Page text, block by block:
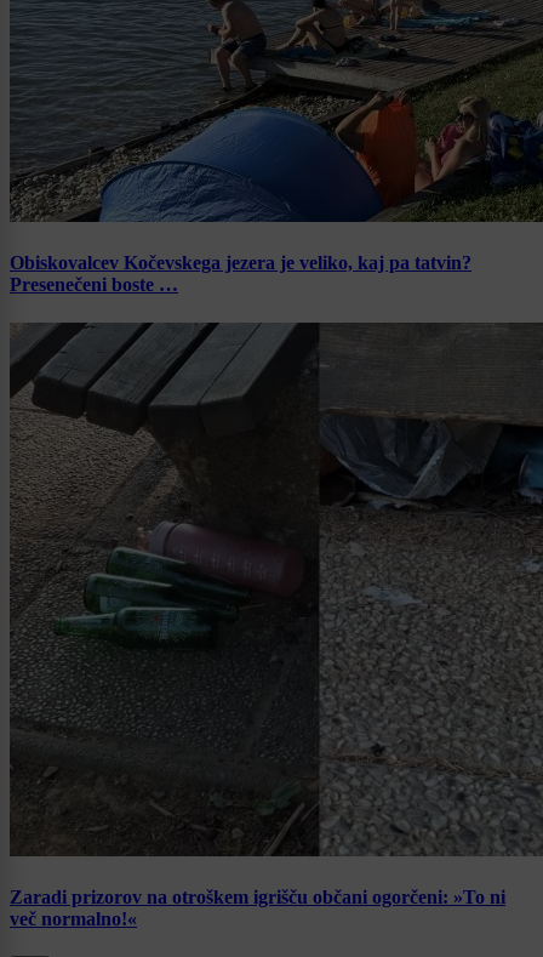
Obiskovalcev Kočevskega jezera je veliko, kaj pa tatvin?
Presenečeni boste …
Zaradi prizorov na otroškem igrišču občani ogorčeni: »To ni
več normalno!«